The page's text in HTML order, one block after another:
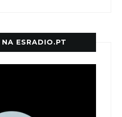
ESRADIO.PT